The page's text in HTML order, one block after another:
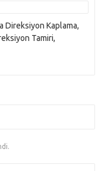
Direksiyon Kaplama,
Tamiri,